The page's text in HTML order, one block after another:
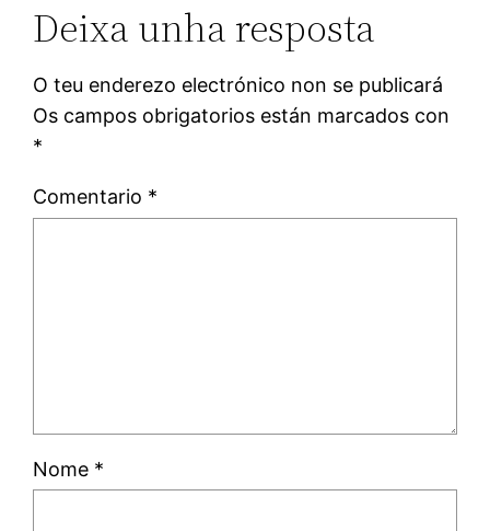
Deixa unha resposta
O teu enderezo electrónico non se publicará
Os campos obrigatorios están marcados con
*
Comentario *
Nome *